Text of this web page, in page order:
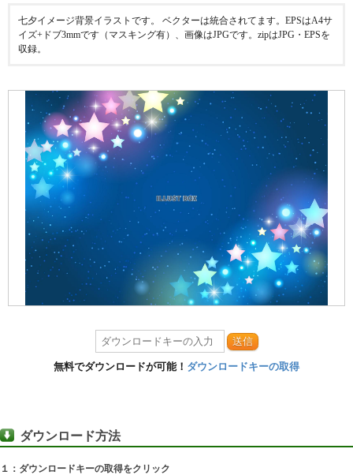
七夕イメージ背景イラストです。 ベクターは統合されてます。EPSはA4サ
イズ+ドブ3mmです（マスキング有）、画像はJPGです。zipはJPG・EPSを
収録。
送信
無料でダウンロードが可能！ ダウンロードキーの取得
ダウンロード方法
１：ダウンロードキーの取得をクリック